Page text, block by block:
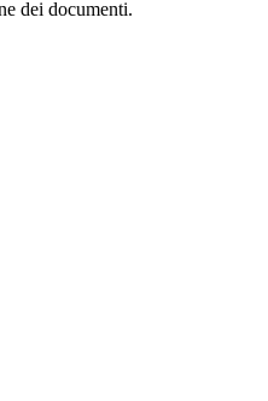
dei documenti.